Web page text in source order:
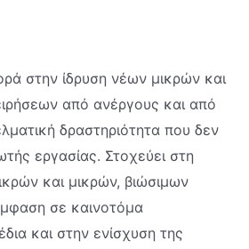
στην ίδρυση νέων μικρών και
από ανέργους και από
δραστηριότητα που δεν
εργασίας. Στοχεύει στη
και μικρών, βιώσιμων
σε καινοτόμα
και στην ενίσχυση της